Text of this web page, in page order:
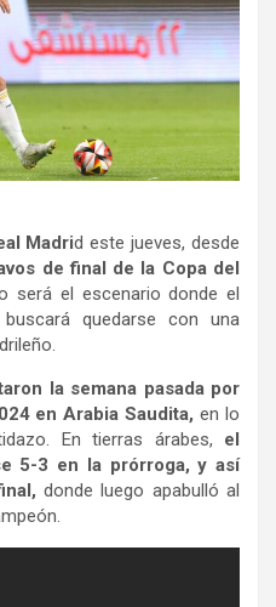
Madrid este jueves, desde
de final de la Copa del
será el escenario donde el
quedarse con una
la semana pasada por
en Arabia Saudita, en lo
En tierras árabes, el
5-3 en la prórroga, y así
donde luego apabulló al